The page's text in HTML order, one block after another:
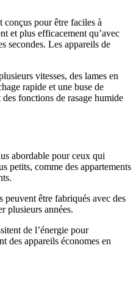
conçus pour être faciles à
et plus efficacement qu’avec
secondes. Les appareils de
vitesses, des lames en
rapide et une buse de
fonctions de rasage humide
abordable pour ceux qui
petits, comme des appartements
peuvent être fabriqués avec des
plusieurs années.
de l’énergie pour
des appareils économes en